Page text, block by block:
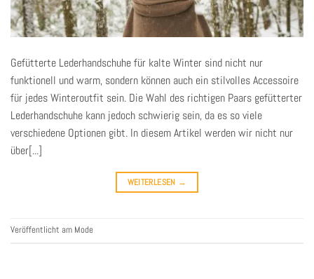
Gefütterte Lederhandschuhe für kalte Winter sind nicht nur
funktionell und warm, sondern können auch ein stilvolles Accessoire
für jedes Winteroutfit sein. Die Wahl des richtigen Paars gefütterter
Lederhandschuhe kann jedoch schwierig sein, da es so viele
verschiedene Optionen gibt. In diesem Artikel werden wir nicht nur
über[...]
WEITERLESEN →
Veröffentlicht am Mode